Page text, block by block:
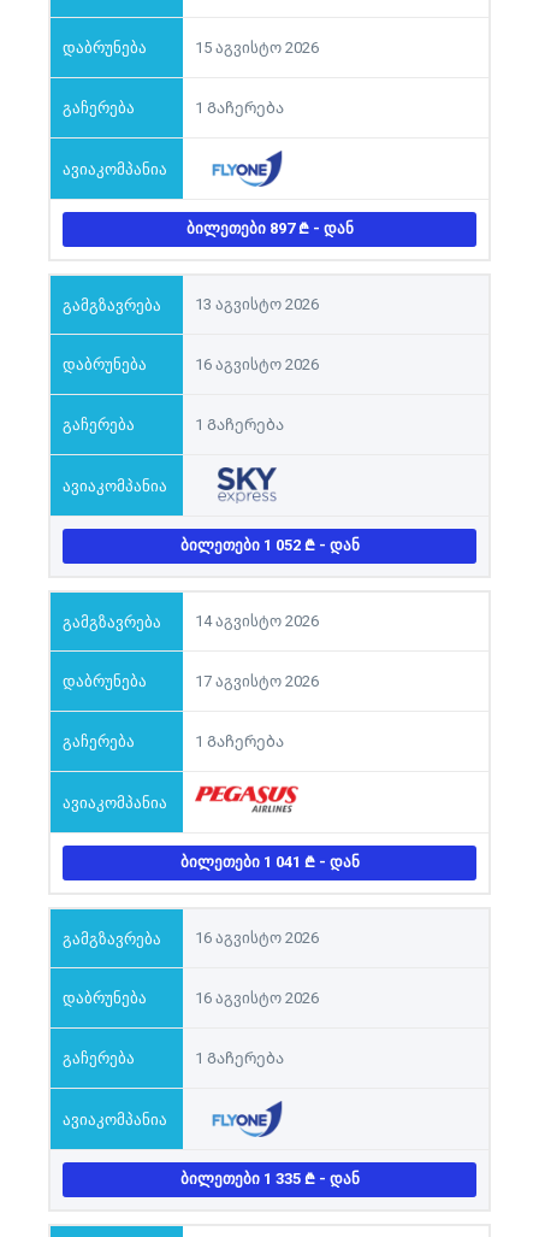
15 აგვისტო 2026
1 Გაჩერება
ᲑᲘᲚᲔᲗᲔᲑᲘ 897 - ᲓᲐᲜ
13 აგვისტო 2026
16 აგვისტო 2026
1 Გაჩერება
ᲑᲘᲚᲔᲗᲔᲑᲘ 1 052 - ᲓᲐᲜ
14 აგვისტო 2026
17 აგვისტო 2026
1 Გაჩერება
ᲑᲘᲚᲔᲗᲔᲑᲘ 1 041 - ᲓᲐᲜ
16 აგვისტო 2026
16 აგვისტო 2026
1 Გაჩერება
ᲑᲘᲚᲔᲗᲔᲑᲘ 1 335 - ᲓᲐᲜ